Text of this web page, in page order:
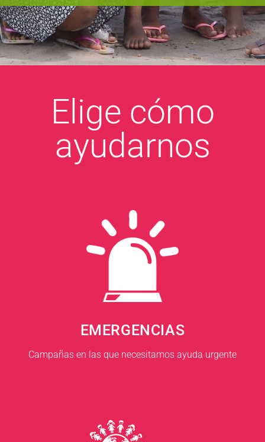
Elige cómo
ayudarnos
EMERGENCIAS
Campañas en las que necesitamos ayuda urgente